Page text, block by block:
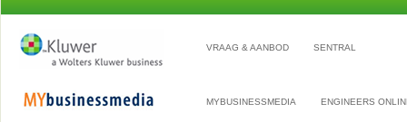
VRAAG & AANBOD SENTRAL
MYBUSINESSMEDIA ENGINEERS